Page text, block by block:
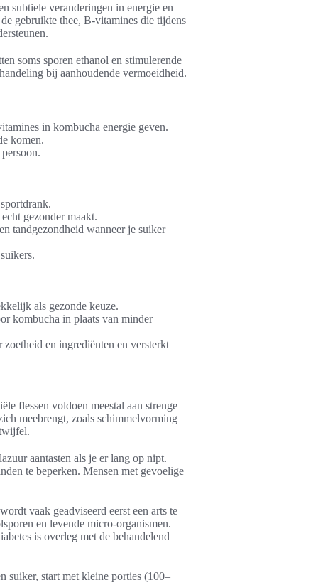
subtiele veranderingen in energie en
gebruikte thee, B‑vitamines die tijdens
soms sporen ethanol en stimulerende
bij aanhoudende vermoeidheid.
in kombucha energie geven.
komen.
gezonder maakt.
tandgezondheid wanneer je suiker
als gezonde keuze.
kombucha in plaats van minder
en ingrediënten en versterkt
flessen voldoen meestal aan strenge
meebrengt, zoals schimmelvorming
aantasten als je er lang op nipt.
te beperken. Mensen met gevoelige
vaak geadviseerd eerst een arts te
en levende micro-organismen.
is overleg met de behandelend
suiker, start met kleine porties (100–